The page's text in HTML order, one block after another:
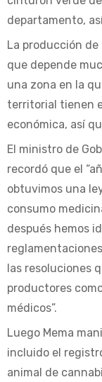
departamento,
La producción
que depende
una zona en la
territorial tienen
económica, así
El ministro de
recordó que el
obtuvimos una
consumo
después hemos
las resoluciones
productores
médicos”.
Luego Mema
incluido el
animal de